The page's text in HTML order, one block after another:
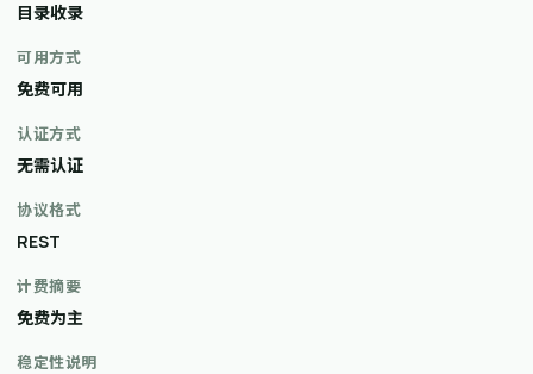
目录收录
可用方式
免费可用
认证方式
无需认证
协议格式
REST
计费摘要
免费为主
稳定性说明